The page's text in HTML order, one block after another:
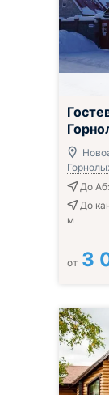
До
До
м
от 3